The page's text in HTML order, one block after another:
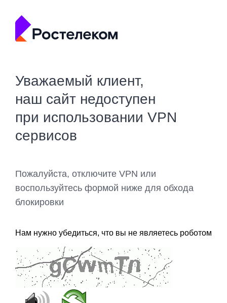
Уважаемый клиент,
наш сайт недоступен
при использовании VPN
сервисов
Пожалуйста, отключите VPN или
воспользуйтесь формой ниже для обхода
блокировки
Нам нужно убедиться, что вы не являетесь роботом